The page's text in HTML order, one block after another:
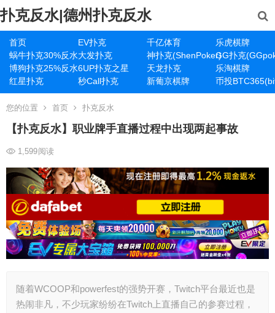
扑克反水|德州扑克反水
首页 EV扑克 千亿体育
乐虎棋牌
蜗牛扑克30%反水大发扑克 神扑克(ShenPoker)GG扑克
博狗扑克25%反水6UP扑克之星 天龙扑克
乐淘棋牌
红星扑克
秒Call扑克 新葡京棋牌 币投
您的位置 首页 扑克反水
【扑克反水】职业牌手直播过程中出现两起事故
1,599阅读
随着WCOOP和powerfest的强势开赛，Twitch平台最近也是
热闹非凡，不少玩家纷纷在Twitch上直播自己的参赛过程，